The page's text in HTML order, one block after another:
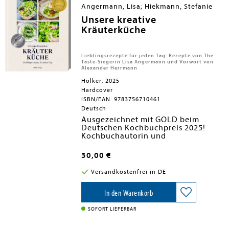
Abendessen mit Freunden im
Garten
Hochwertig ausgestattet:
stimmungsvollen Food-
Fotografien und liebevoll
wunderbares Mitbringsel für alle,
die den Frühling lieben und ihn
Küche holen möchten
Angermann, Lisa; Hiekmann, Stefanie
Unsere kreative
Kräuterküche
Lieblingsrezepte für jeden Tag: Rezepte von The-
Taste-Siegerin Lisa Angermann und Vorwort von
Alexander Herrmann
Hölker, 2025
Hardcover
ISBN/EAN: 9783756710461
Deutsch
Ausgezeichnet mit GOLD beim
Deutschen Kochbuchpreis 2025!
Kochbuchautorin und
und Sterneköchin Lisa Angermann
haben sich beim Büchermachen
kennengelernt. Ihre gemeinsame
Leidenschaft: Gutes Essen, das Spaß
macht, das überrascht, das für
Glücksmomente im Alltag sorgt. Ihr
erstes gemeinsames Buch zeigt, wie
wir der Alltagsküche mit frischen
30,00 €
Versandkostenfrei in DE
In den Warenkorb
SOFORT LIEFERBAR